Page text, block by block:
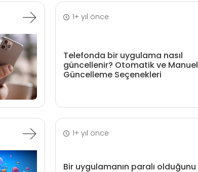
1+ yıl önce
Telefonda bir uygulama nasıl
güncellenir? Otomatik ve Manuel
Güncelleme Seçenekleri
1+ yıl önce
Bir uygulamanın paralı olduğunu